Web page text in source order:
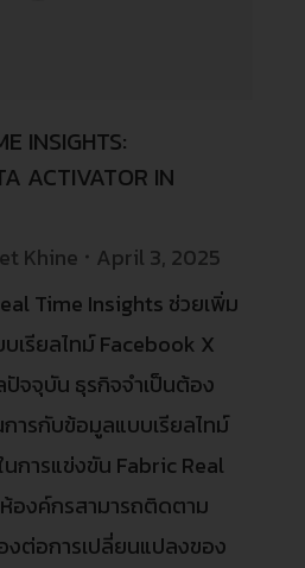
INSIGHTS:
ACTIVATOR IN
Khine
April 3, 2025
Time Insights ช่วยเพิ่ม
เรียลไทม์ Facebook X
จจุบัน ธุรกิจจำเป็นต้อง
ารกับข้อมูลแบบเรียลไทม์
การแข่งขัน Fabric Real
องค์กรสามารถติดตาม
งต่อการเปลี่ยนแปลงของ